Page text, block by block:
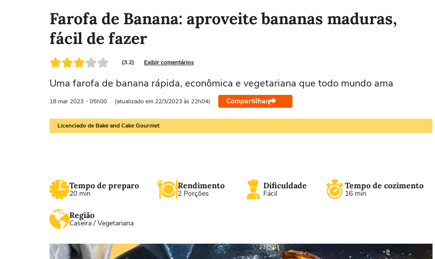
Farofa de Banana: aproveite bananas maduras,
fácil de fazer
(3.2) Exibir comentários
Uma farofa de banana rápida, econômica e vegetariana que todo mundo ama
18 mar 2023 - 05h00 (atualizado em 22/3/2023 às 22h04) Compartilhar
Licenciado de Bake and Cake Gourmet
Tempo de preparo
20 min
Rendimento
2 Porções
Dificuldade
Fácil
Tempo de cozimento
16 min
Região
Caseira / Vegetariana